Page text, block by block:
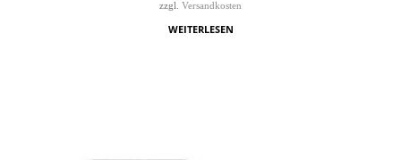
zzgl. Versandkosten
WEITERLESEN